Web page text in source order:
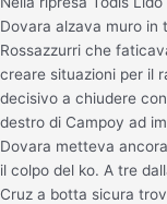
Dovara alzava muro in
Rossazzurri che
creare situazioni per il
decisivo a chiudere
destro di Campoy ad
Dovara metteva
il colpo del ko. A tre
Cruz a botta sicura